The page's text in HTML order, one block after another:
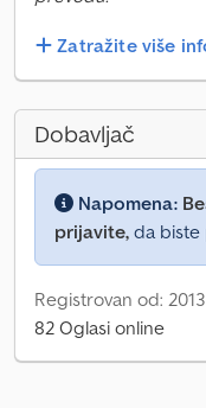
Zatražite više
Dobavljač
Napomena:
prijavite, da biste
Registrovan od: 2013
82 Oglasi online